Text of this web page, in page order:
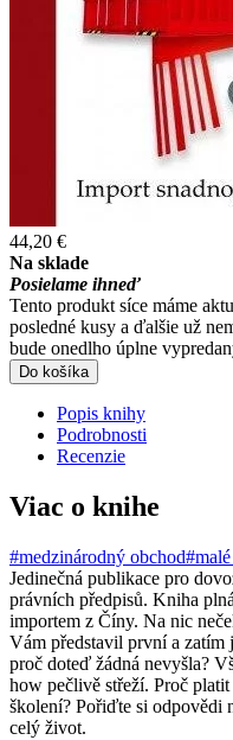
44,20 €
Na sklade
Posielame ihneď
Tento produkt síce máme
posledné kusy a ďalšie už
bude onedlho úplne
Do košíka
Popis knihy
Podrobnosti
Recenzie
Viac o knihe
#medzinárodný obchod
Jedinečná publikace pro
právních předpisů. Kniha
importem z Číny. Na nic
Vám představil první a
proč doteď žádná nevyšla?
how pečlivě střeží. Proč
školení? Pořiďte si odpovědi
celý život.